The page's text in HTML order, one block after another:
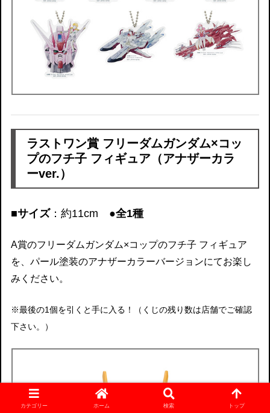
ラストワン賞 フリーダムガンダム×コッ
プのフチ子 フィギュア（アナザーカラ
ーver.）
■サイズ：約11cm ●全1種
A賞のフリーダムガンダム×コップのフチ子 フィギュア
を、パール塗装のアナザーカラーバージョンにてお楽し
みください。
※最後の1個を引くと手に入る！（くじの残り数は店舗でご確認
下さい。）
カテゴリー ホーム 検索 トップ